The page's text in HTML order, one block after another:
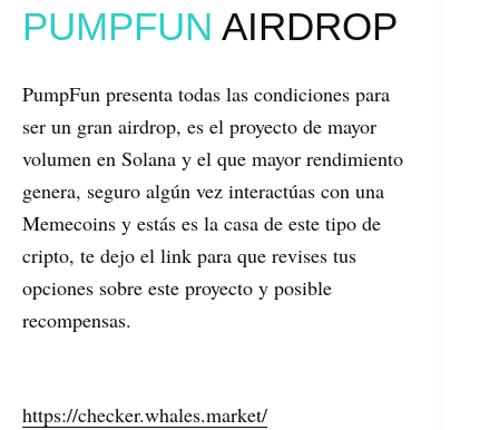
PUMPFUN AIRDROP
PumpFun presenta todas las condiciones para
ser un gran airdrop, es el proyecto de mayor
volumen en Solana y el que mayor rendimiento
genera, seguro algún vez interactúas con una
Memecoins y estás es la casa de este tipo de
cripto, te dejo el link para que revises tus
opciones sobre este proyecto y posible
recompensas.
https://checker.whales.market/